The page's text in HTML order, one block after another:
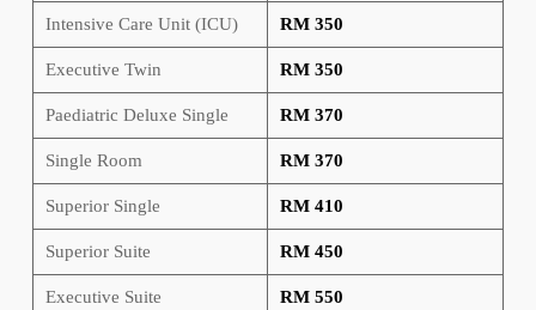
Intensive Care Unit (ICU) RM 350
Executive Twin RM 350
Paediatric Deluxe Single RM 370
Single Room RM 370
Superior Single RM 410
Superior Suite RM 450
Executive Suite RM 550